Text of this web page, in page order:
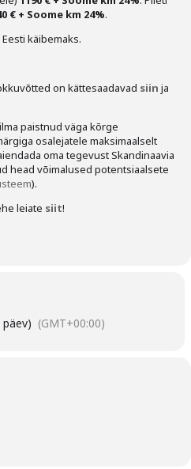
€ + Soome km 24%.
käibemaks.
on kättesaadavad siin ja
paistnud väga kõrge
osalejatele maksimaalselt
oma tegevust Skandinaavia
head võimalused potentsiaalsete
).
leiate siit!
päev) (GMT+00:00)